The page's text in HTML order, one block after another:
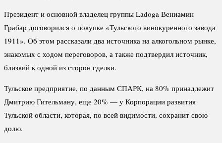
Президент и основной владелец группы Ladoga Вениамин
Грабар договорился о покупке «Тульского винокуренного завода
1911». Об этом рассказали два источника на алкогольном рынке,
знакомых с ходом переговоров, а также подтвердил источник,
близкий к одной из сторон сделки.
Тульское предприятие, по данным СПАРК, на 80% принадлежит
Дмитрию Гительману, еще 20% — у Корпорации развития
Тульской области, которая, по всей видимости, сохранит свою
долю.